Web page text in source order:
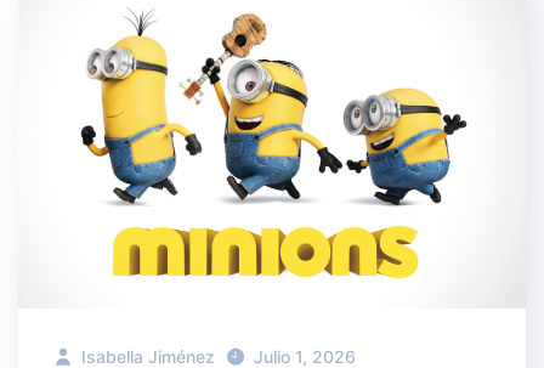
Isabella Jiménez Julio 1, 2026